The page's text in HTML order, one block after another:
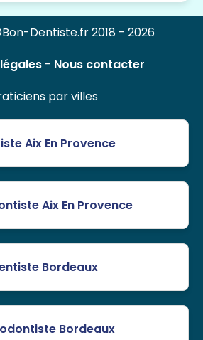
Dentiste.fr 2018 - 2026
- Nous contacter
par villes
Aix En Provence
Aix En Provence
Bordeaux
Bordeaux